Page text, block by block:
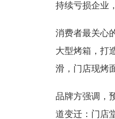
持续亏损企业
消费者最关心
大型烤箱，打
滑，门店现烤
品牌方强调，
道变迁：门店